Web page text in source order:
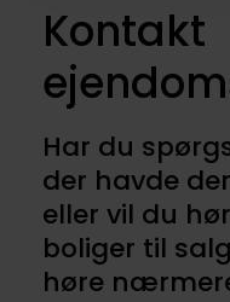
Kontakt
Har du
der havde
eller vil du
boliger til
høre